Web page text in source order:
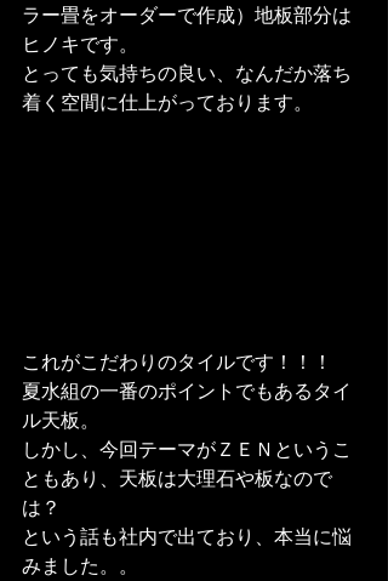
ラー畳をオーダーで作成）地板部分は
ヒノキです。
とっても気持ちの良い、なんだか落ち
着く空間に仕上がっております。
これがこだわりのタイルです！！！
夏水組の一番のポイントでもあるタイ
ル天板。
しかし、今回テーマがＺＥＮというこ
ともあり、天板は大理石や板なので
は？
という話も社内で出ており、本当に悩
みました。。